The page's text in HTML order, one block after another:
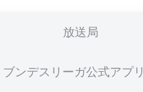
放送局
ブンデスリーガ公式アプリ